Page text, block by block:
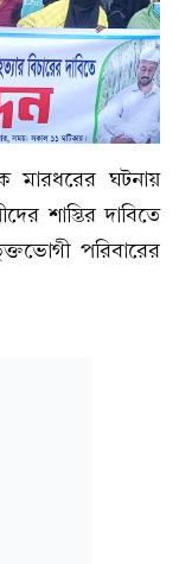
মারধরের ঘটনায়
শাস্তির দাবিতে
পরিবারের